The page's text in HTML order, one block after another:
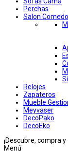
Perchas
Salon
Relojes
Zapateros
Mueble
Meyvaser
DecoPako
DecoEko
¡Descubre, compra
Menú